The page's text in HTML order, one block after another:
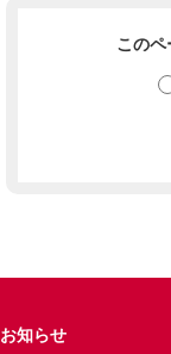
このペ
お知らせ